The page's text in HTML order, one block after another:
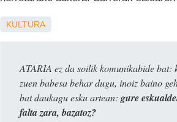
KULTURA
ATARIA ez da soilik komunikabide bat:
zuen babesa behar dugu, inoiz baino
bat daukagu esku artean: gure
falta zara, bazatoz?